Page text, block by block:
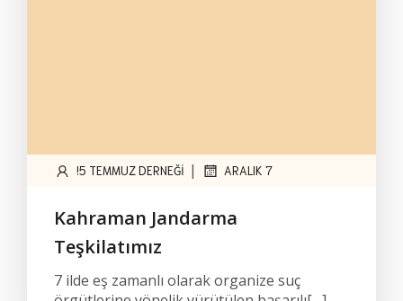
!5 TEMMUZ DERNEĞI | ARALIK 7
Kahraman Jandarma
Teşkilatımız
7 ilde eş zamanlı olarak organize suç